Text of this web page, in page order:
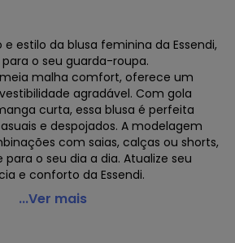
estilo da blusa feminina da Essendi,
o seu guarda-roupa.
malha comfort, oferece um
agradável. Com gola
curta, essa blusa é perfeita
e despojados. A modelagem
com saias, calças ou shorts,
o seu dia a dia. Atualize seu
e conforto da Essendi.
em Malha Azul
...Ver mais